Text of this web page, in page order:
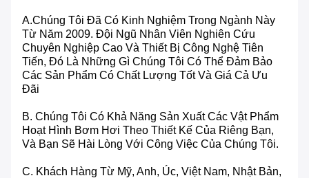
A.Chúng Tôi Đã Có Kinh Nghiệm Trong Ngành Này
Từ Năm 2009. Đội Ngũ Nhân Viên Nghiên Cứu
Chuyên Nghiệp Cao Và Thiết Bị Công Nghệ Tiên
Tiến, Đó Là Những Gì Chúng Tôi Có Thể Đảm Bảo
Các Sản Phẩm Có Chất Lượng Tốt Và Giá Cả Ưu
Đãi
B. Chúng Tôi Có Khả Năng Sản Xuất Các Vật Phẩm
Hoạt Hình Bơm Hơi Theo Thiết Kế Của Riêng Bạn,
Và Bạn Sẽ Hài Lòng Với Công Việc Của Chúng Tôi.
C. Khách Hàng Từ Mỹ, Anh, Úc, Việt Nam, Nhật Bản,